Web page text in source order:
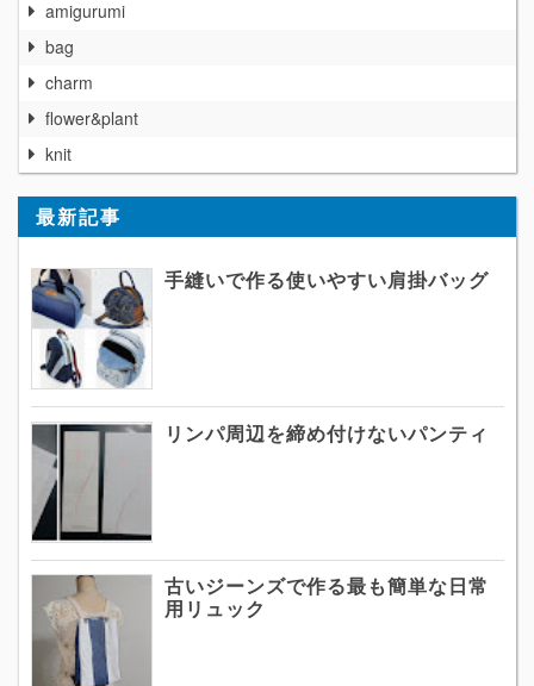
amigurumi
bag
charm
flower&plant
knit
最新記事
手縫いで作る使いやすい肩掛バッグ
リンパ周辺を締め付けないパンティ
古いジーンズで作る最も簡単な日常
用リュック